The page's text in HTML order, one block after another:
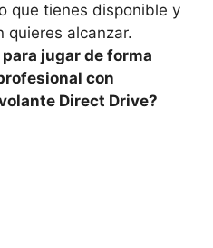
que tienes disponible y
quieres alcanzar.
jugar de forma
con
Direct Drive?